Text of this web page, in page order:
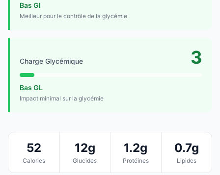
Bas GI
Meilleur pour le contrôle de la glycémie
Charge Glycémique 3
Bas GL
Impact minimal sur la glycémie
52
Calories
12g
Glucides
1.2g
Protéines
0.7g
Lipides